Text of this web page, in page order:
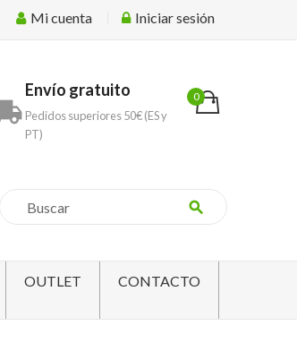
Mi cuenta Iniciar sesión
0
Envío gratuito
Pedidos superiores 50€ (ES y
PT)
search
OUTLET CONTACTO